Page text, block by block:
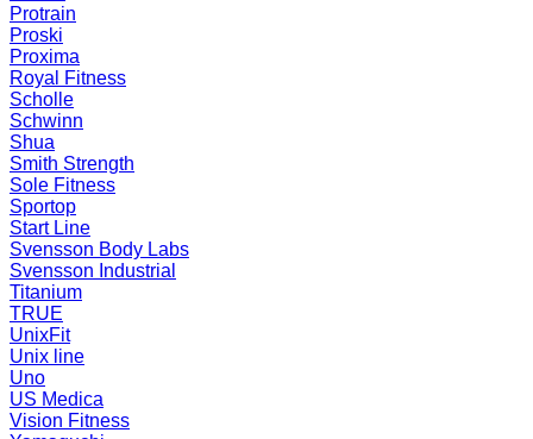
Protrain
Proski
Proxima
Royal Fitness
Scholle
Schwinn
Shua
Smith Strength
Sole Fitness
Sportop
Start Line
Svensson Body Labs
Svensson Industrial
Titanium
TRUE
UnixFit
Unix line
Uno
US Medica
Vision Fitness